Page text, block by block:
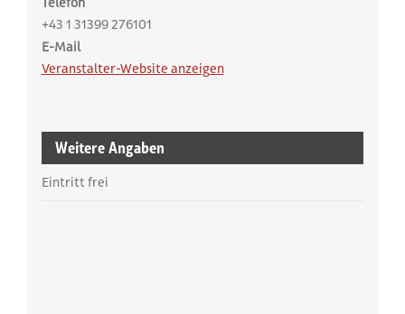
+43 1 31399 276101
E-Mail
Veranstalter-Website anzeigen
Weitere Angaben
Eintritt frei